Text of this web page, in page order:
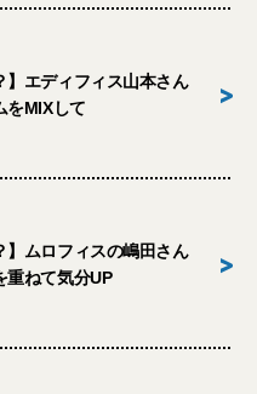
】エディフィス山本さん
をMIXして
>
】ムロフィスの嶋田さん
重ねて気分UP
>